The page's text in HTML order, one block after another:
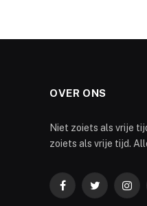
OVER ONS
Niet zoiets als vrije
zoiets als vrije tijd.
FacebookTwitter